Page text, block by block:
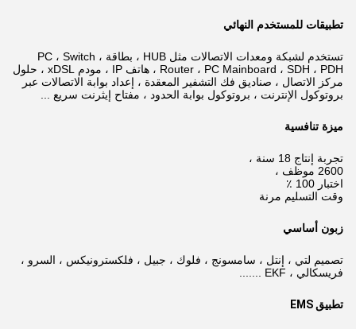
تطبيقات للمستخدم النهائي
تستخدم لشبكة ومعدات الاتصالات مثل HUB ، بطاقة PC ، Switch ،
Router ، PC Mainboard ، SDH ، PDH ، هاتف IP ، مودم xDSL ،
حلول
مركز الاتصال ، صناديق فك التشفير المعقدة ، إعداد بوابة الاتصالات عبر
بروتوكول الإنترنت ، بروتوكول بوابة الحدود ، مفتاح إيثرنت سريع ...
ميزة تنافسية
تجربة إنتاج 18 سنة ،
2600 موظف ،
اختبار 100 ٪
وقت التسليم مرنة
زبون أساسي
تصميم لتي ، إنتل ، سامسونج ، فلوك ، جبيل ، فلكسترونيكس ، السرو ،
فريسكالي ، EKF .......
تطبيق EMS